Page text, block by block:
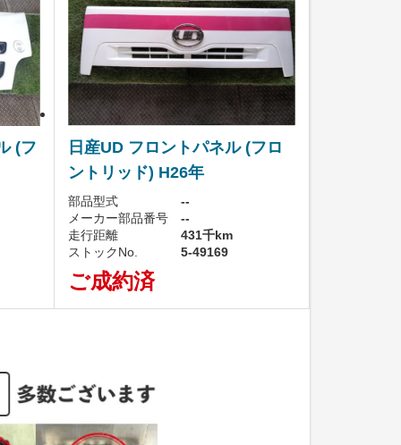
(フ
日産UD フロントパネル (フロ
ントリッド) H26年
部品型式
--
メーカー部品番号
--
走行距離
431千km
ストックNo.
5-49169
ご成約済